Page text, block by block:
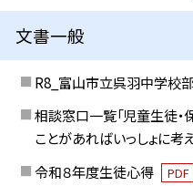
文書一般
R8_富山市立呉羽中学校
相談窓口一覧「児童生徒・
ことがあればいっしょに考え
令和８年度生徒心得 PDF